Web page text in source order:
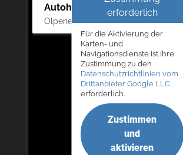
Autohaus Bernd Lurz KG
Olpener Str. 31, 51766 Engelskirchen
erforderlich
Für die Aktivierung der
Karten- und
Navigationsdienste ist Ihre
Zustimmung zu den
Datenschutzrichtlinien vom
Drittanbieter Google LLC
erforderlich.
Zustimmen
und
aktivieren